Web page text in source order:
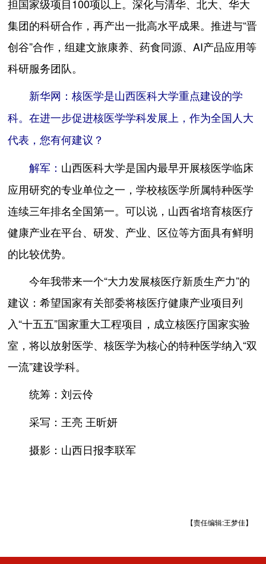
担国家级项目100项以上。深化与清华、北大、华大
集团的科研合作，再产出一批高水平成果。推进与“晋
创谷”合作，组建文旅康养、药食同源、AI产品应用等
科研服务团队。
新华网：核医学是山西医科大学重点建设的学
科。在进一步促进核医学学科发展上，作为全国人大
代表，您有何建议？
解军： 山西医科大学是国内最早开展核医学临床
应用研究的专业单位之一，学校核医学所属特种医学
连续三年排名全国第一。可以说，山西省培育核医疗
健康产业在平台、研发、产业、区位等方面具有鲜明
的比较优势。
今年我带来一个“大力发展核医疗新质生产力”的
建议：希望国家有关部委将核医疗健康产业项目列
入“十五五”国家重大工程项目，成立核医疗国家实验
室，将以放射医学、核医学为核心的特种医学纳入“双
一流”建设学科。
统筹：刘云伶
采写：王亮 王昕妍
摄影： 山西日报李联军
【责任编辑:王梦佳】